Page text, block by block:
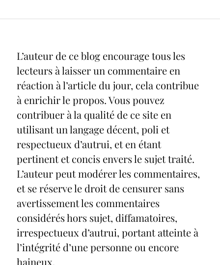
L’auteur de ce blog encourage tous les
lecteurs à laisser un commentaire en
réaction à l’article du jour, cela contribue
à enrichir le propos. Vous pouvez
contribuer à la qualité de ce site en
utilisant un langage décent, poli et
respectueux d’autrui, et en étant
pertinent et concis envers le sujet traité.
L’auteur peut modérer les commentaires,
et se réserve le droit de censurer sans
avertissement les commentaires
considérés hors sujet, diffamatoires,
irrespectueux d’autrui, portant atteinte à
l’intégrité d’une personne ou encore
haineux.